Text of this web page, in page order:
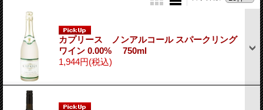
カプリース ノンアルコール スパークリング
ワイン 0.00% 750ml
1,944円(税込)